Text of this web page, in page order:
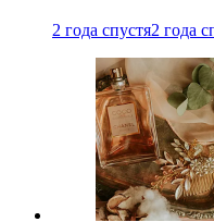
2 года спустя2 года